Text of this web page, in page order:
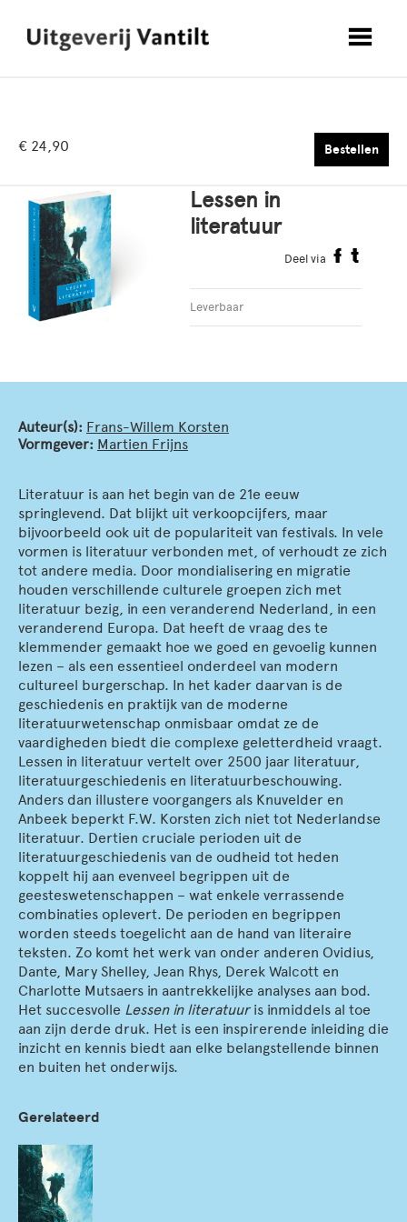
€ 24,90 Bestellen
Lessen in
literatuur
Deel via
Leverbaar
Auteur(s): Frans-Willem Korsten
Vormgever: Martien Frijns
Literatuur is aan het begin van de 21e eeuw
springlevend. Dat blijkt uit verkoopcijfers, maar
bijvoorbeeld ook uit de populariteit van festivals. In vele
vormen is literatuur verbonden met, of verhoudt ze zich
tot andere media. Door mondialisering en migratie
houden verschillende culturele groepen zich met
literatuur bezig, in een veranderend Nederland, in een
veranderend Europa. Dat heeft de vraag des te
klemmender gemaakt hoe we goed en gevoelig kunnen
lezen – als een essentieel onderdeel van modern
cultureel burgerschap. In het kader daarvan is de
geschiedenis en praktijk van de moderne
literatuurwetenschap onmisbaar omdat ze de
vaardigheden biedt die complexe geletterdheid vraagt.
Lessen in literatuur vertelt over 2500 jaar literatuur,
literatuurgeschiedenis en literatuurbeschouwing.
Anders dan illustere voorgangers als Knuvelder en
Anbeek beperkt F.W. Korsten zich niet tot Nederlandse
literatuur. Dertien cruciale perioden uit de
literatuurgeschiedenis van de oudheid tot heden
koppelt hij aan evenveel begrippen uit de
geesteswetenschappen – wat enkele verrassende
combinaties oplevert. De perioden en begrippen
worden steeds toegelicht aan de hand van literaire
teksten. Zo komt het werk van onder anderen Ovidius,
Dante, Mary Shelley, Jean Rhys, Derek Walcott en
Charlotte Mutsaers in aantrekkelijke analyses aan bod.
Het succesvolle Lessen in literatuuris inmiddels al toe
aan zijn derde druk. Het is een inspirerende inleiding die
inzicht en kennis biedt aan elke belangstellende binnen
en buiten het onderwijs.
Gerelateerd